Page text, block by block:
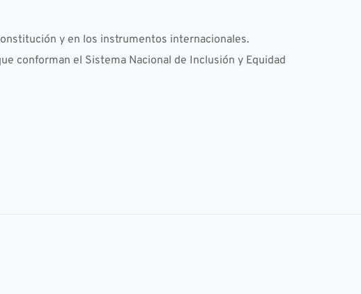
y en los instrumentos internacionales.
conforman el Sistema Nacional de Inclusión y Equidad